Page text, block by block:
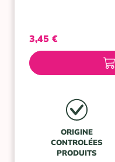
3,45 €
ORIGINE
CONTROLÉES
PRODUITS